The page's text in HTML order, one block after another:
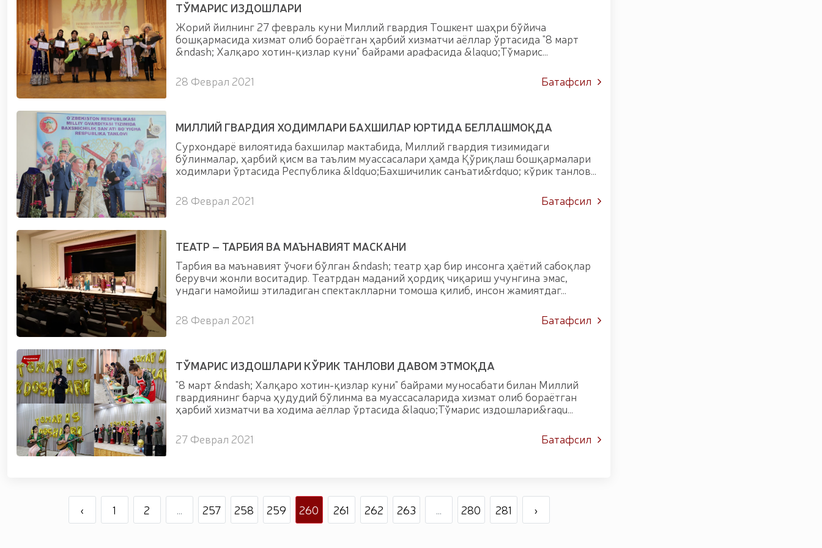
ТЎМАРИС ИЗДОШЛАРИ
Жорий йилнинг 27 февраль куни Миллий гвардия Тошкент шаҳри бўйича
бошқармасида хизмат олиб бораётган ҳарбий хизматчи аёллар ўртасида "8 март
&ndash; Халқаро хотин-қизлар куни" байрами арафасида &laquo;Тўмарис
28 Феврал 2021
Батафсил
МИЛЛИЙ ГВАРДИЯ ХОДИМЛАРИ БАХШИЛАР ЮРТИДА БЕЛЛАШМОҚДА
Сурхондарё вилоятида бахшилар мактабида, Миллий гвардия тизимидаги
бўлинмалар, ҳарбий қисм ва таълим муассасалари ҳамда Қўриқлаш бошқармалари
ходимлари ўртасида Республика &ldquo;Бахшичилик санъати&rdquo; кўрик танлови
28 Феврал 2021
Батафсил
ТЕАТР – ТАРБИЯ ВА МАЪНАВИЯТ МАСКАНИ
Тарбия ва маънавият ўчоғи бўлган &ndash; театр ҳар бир инсонга ҳаётий сабоқлар
берувчи жонли воситадир. Театрдан маданий ҳордиқ чиқариш учунгина эмас,
ундаги намойиш этиладиган спектаклларни томоша қилиб, инсон жамиятдаг...
28 Феврал 2021 Батафсил
ТЎМАРИС ИЗДОШЛАРИ КЎРИК ТАНЛОВИ ДАВОМ ЭТМОҚДА
"8 март &ndash; Халқаро хотин-қизлар куни" байрами муносабати билан Миллий
гвардиянинг барча ҳудудий бўлинма ва муассасаларида хизмат олиб бораётган
ҳарбий хизматчи ва ходима аёллар ўртасида &laquo;Тўмарис издошлари&raqu...
27 Феврал 2021 Батафсил
‹ 1 2 ... 257 258 259 260 261 262 263 ... 280 281 ›